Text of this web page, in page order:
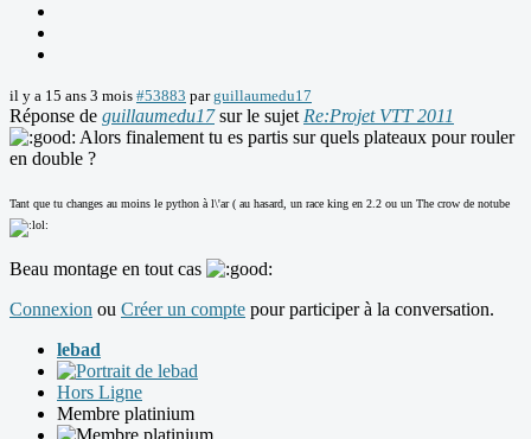
il y a 15 ans 3 mois #53883 parguillaumedu17
Réponse de guillaumedu17sur le sujet Re:Projet VTT 2011
Alors finalement tu es partis sur quels plateaux pour rouler
en double ?
Tant que tu changes au moins le python à l\'ar ( au hasard, un race king en 2.2 ou un The crow de notube
Beau montage en tout cas
Connexion ou Créer un compte pour participer à la conversation.
lebad
Hors Ligne
Membre platinium